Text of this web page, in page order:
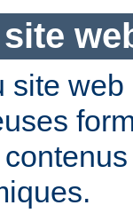
site